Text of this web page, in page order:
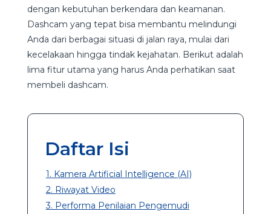
dengan kebutuhan berkendara dan keamanan.
Dashcam yang tepat bisa membantu melindungi
Anda dari berbagai situasi di jalan raya, mulai dari
kecelakaan hingga tindak kejahatan. Berikut adalah
lima fitur utama yang harus Anda perhatikan saat
membeli dashcam.
Daftar Isi
1. Kamera Artificial Intelligence (AI)
2. Riwayat Video
3. Performa Penilaian Pengemudi